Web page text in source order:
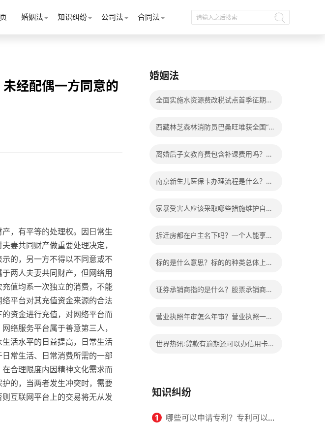
婚姻法 知识纠纷 公司法 合同法
经配偶一方同意的
，有平等的处理权。因日常生
妻共同财产做重要处理决定，
的，另一方不得以不同意或不
两人夫妻共同财产，但网络用
值均系一次独立的消费，不能
平台对其充值资金来源的合法
资金进行充值，对网络平台而
络服务平台属于善意第三人，
活水平的日益提高，日常生活
常生活、日常消费所需的一部
合理限度内因精神文化需求而
的，当两者发生冲突时，需要
互联网平台上的交易将无从发
婚姻法
全面实施水资源费改税试点首季征期整
西藏林芝森林消防员巴桑旺堆获全国“火
离婚后子女教育费包含补课费用吗？离
南京新生儿医保卡办理流程是什么？办
家暴受害人应该采取哪些措施维护自己
拆迁房都在户主名下吗？一个人能享受
标的是什么意思？标的的种类总体上包
证券承销商指的是什么？股票承销商职
营业执照年审怎么年审？营业执照一般
世界热讯:贷款有逾期还可以办信用卡
知识纠纷
1 哪些可以申请专利？专利可以同